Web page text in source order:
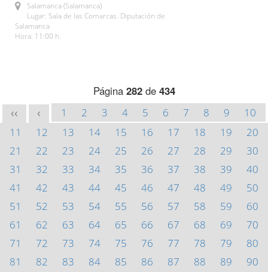
Salamanca (Salamanca)
Lugar: Sala de las Comarcas. Diputación de
Salamanca
Hora: 11:00 h.
Página 282de 434
<< < 1 2 3 4 5 6 7 8 9
10
11
12 13 14 15 16 17 18 19
20
21
22 23 24 25 26 27 28 29
30
31
32 33 34 35 36 37 38 39
40
41
42 43 44 45 46 47 48 49
50
51
52 53 54 55 56 57 58 59
60
61
62 63 64 65 66 67 68 69
70
71
72 73 74 75 76 77 78 79
80
81
82 83 84 85 86 87 88 89
90